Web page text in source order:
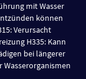
mit Wasser
können
Verursacht
H335: Kann
bei längerer